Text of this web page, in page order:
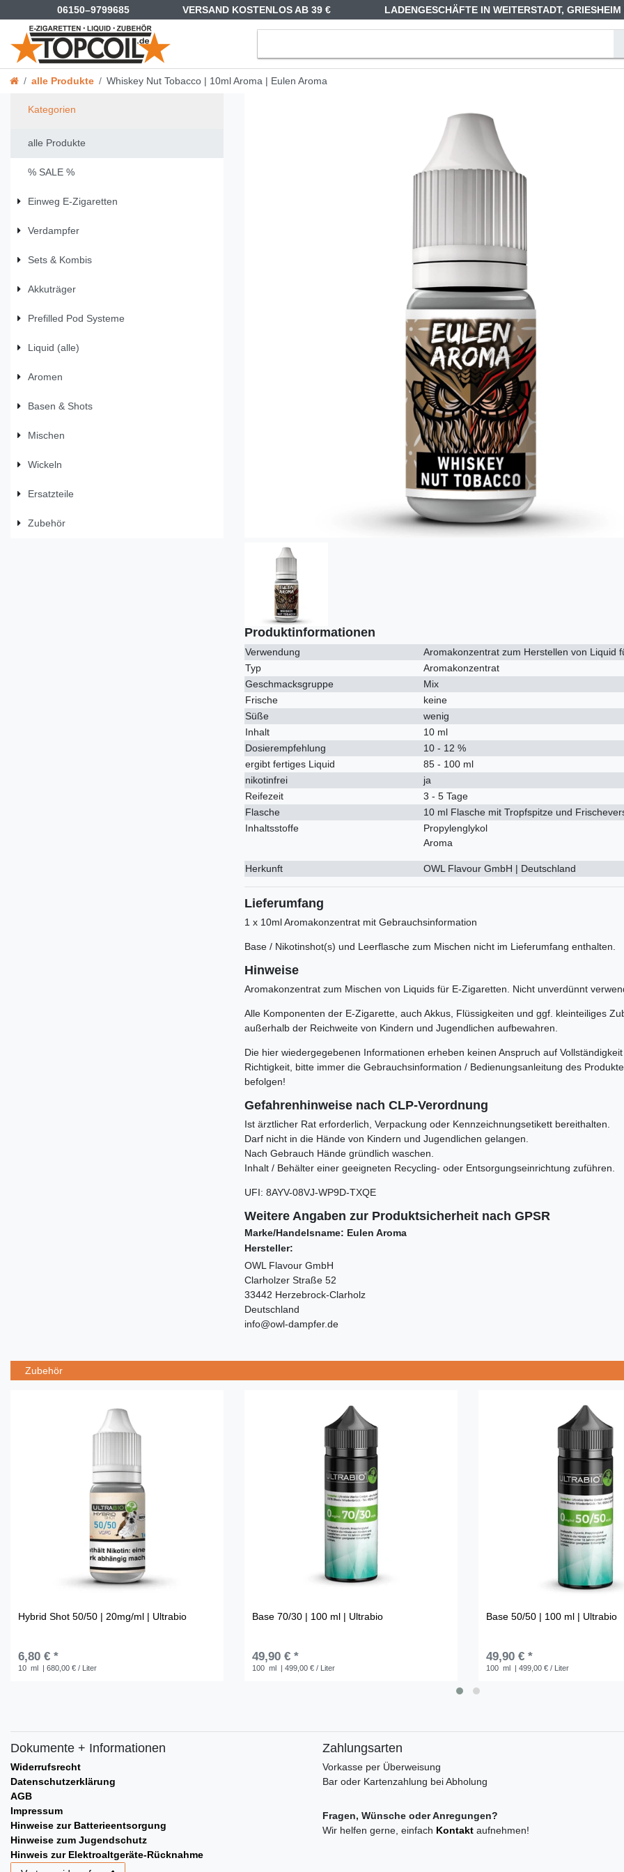
06150–9799685 VERSAND KOSTENLOS AB 39 € LADENGESCHÄFTE IN WEITERSTADT,
alle Produkte Whiskey Nut Tobacco | 10ml Aroma | Eulen Aroma
Kategorien
alle Produkte
% SALE %
Einweg E-Zigaretten
Verdampfer
Sets & Kombis
Akkuträger
Prefilled Pod Systeme
Liquid (alle)
Aromen
Basen & Shots
Mischen
Wickeln
Ersatzteile
Zubehör
Produktinformationen
Verwendung
Aromakonzentrat zum Herstellen von Liquid
Typ
Aromakonzentrat
Geschmacksgruppe
Mix
Frische
keine
Süße
wenig
Inhalt
10 ml
Dosierempfehlung
10 - 12 %
ergibt fertiges Liquid
85 - 100 ml
nikotinfrei
ja
Reifezeit
3 - 5 Tage
Flasche
10 ml Flasche mit Tropfspitze und
Inhaltsstoffe
Propylenglykol
Aroma
Herkunft OWL Flavour GmbH | Deutschland
Lieferumfang
1 x 10ml Aromakonzentrat mit Gebrauchsinformation
Base / Nikotinshot(s) und Leerflasche zum Mischen nicht im Lieferumfang enthalten.
Hinweise
Aromakonzentrat zum Mischen von Liquids für E-Zigaretten. Nicht unverdünnt
Alle Komponenten der E-Zigarette, auch Akkus, Flüssigkeiten und ggf. kleinteiliges
außerhalb der Reichweite von Kindern und Jugendlichen aufbewahren.
Die hier wiedergegebenen Informationen erheben keinen Anspruch auf
Richtigkeit, bitte immer die Gebrauchsinformation / Bedienungsanleitung des
befolgen!
Gefahrenhinweise nach CLP-Verordnung
Ist ärztlicher Rat erforderlich, Verpackung oder Kennzeichnungsetikett bereithalten.
Darf nicht in die Hände von Kindern und Jugendlichen gelangen.
Nach Gebrauch Hände gründlich waschen.
Inhalt / Behälter einer geeigneten Recycling- oder Entsorgungseinrichtung zuführen.
UFI: 8AYV-08VJ-WP9D-TXQE
Weitere Angaben zur Produktsicherheit nach GPSR
Marke/Handelsname: Eulen Aroma
Hersteller:
OWL Flavour GmbH
Clarholzer Straße 52
33442 Herzebrock-Clarholz
Deutschland
info@owl-dampfer.de
Zubehör
Hybrid Shot 50/50 | 20mg/ml | Ultrabio
6,80 € *
10 ml | 680,00 € / Liter
Base 70/30 | 100 ml | Ultrabio
49,90 € *
100 ml | 499,00 € / Liter
Base 50/50 | 100 ml | Ultrabio
49,90 € *
100 ml | 499,00 € / Liter
Dokumente + Informationen
Widerrufsrecht
Datenschutzerklärung
AGB
Impressum
Hinweise zur Batterieentsorgung
Hinweise zum Jugendschutz
Hinweis zur Elektroaltgeräte-Rücknahme
Zahlungsarten
Vorkasse per Überweisung
Bar oder Kartenzahlung bei Abholung
Fragen, Wünsche oder Anregungen?
Wir helfen gerne, einfach Kontakt aufnehmen!